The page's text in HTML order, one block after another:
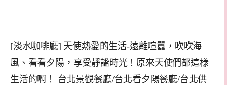
[淡水咖啡廳] 天使熱愛的生活-遠離喧囂，吹吹海
風、看看夕陽，享受靜謐時光！原來天使們都這樣
生活的啊！ 台北景觀餐廳/台北看夕陽餐廳/台北供